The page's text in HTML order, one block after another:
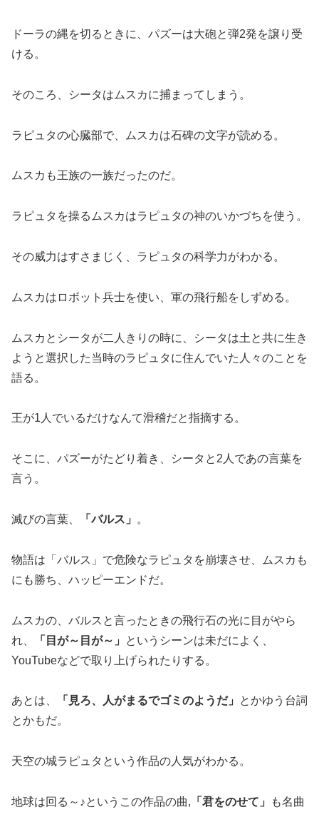
ドーラの縄を切るときに、パズーは大砲と弾2発を譲り受
ける。
そのころ、シータはムスカに捕まってしまう。
ラピュタの心臓部で、ムスカは石碑の文字が読める。
ムスカも王族の一族だったのだ。
ラピュタを操るムスカはラピュタの神のいかづちを使う。
その威力はすさまじく、ラピュタの科学力がわかる。
ムスカはロボット兵士を使い、軍の飛行船をしずめる。
ムスカとシータが二人きりの時に、シータは土と共に生き
ようと選択した当時のラピュタに住んでいた人々のことを
語る。
王が1人でいるだけなんて滑稽だと指摘する。
そこに、パズーがたどり着き、シータと2人であの言葉を
言う。
滅びの言葉、 「バルス」 。
物語は「バルス」で危険なラピュタを崩壊させ、ムスカも
にも勝ち、ハッピーエンドだ。
ムスカの、バルスと言ったときの飛行石の光に目がやら
れ、
「目が～目が～」
というシーンは未だによく、
YouTubeなどで取り上げられたりする。
あとは、 「見ろ、人がまるでゴミのようだ」
とかゆう台詞
とかもだ。
天空の城ラピュタという作品の人気がわかる。
地球は回る～♪というこの作品の曲, 「君をのせて」
も名曲